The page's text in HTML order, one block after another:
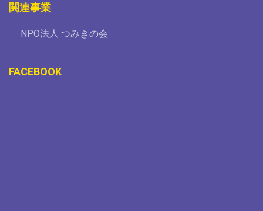
関連事業
NPO法人 つみきの会
FACEBOOK